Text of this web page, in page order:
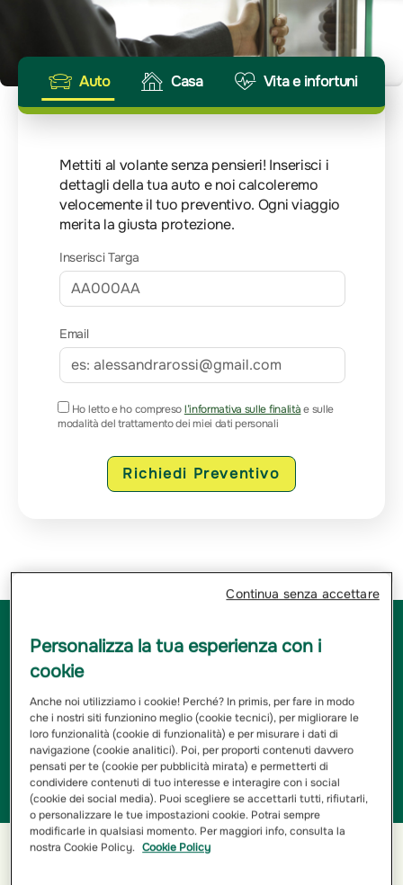
Auto Casa Vita e infortuni
Mettiti al volante senza pensieri! Inserisci i
dettagli della tua auto e noi calcoleremo
velocemente il tuo preventivo. Ogni viaggio
merita la giusta protezione.
Inserisci Targa
Email
Ho letto e ho compresol’informativa sulle finalitàe sulle
modalità del trattamento dei miei dati personali
Richiedi Preventivo
Damiani ha fondato questa agenzia. Successivamente
ha passato la sua passione per le assicurazioni ai suoi
sono un po' cresciuti) hanno ereditato la sua
straordinaria dedizione, professionalità e l'abilità di
rendere il mondo delle assicurazioni un po' meno
misterioso, operando con onestà e trasparenza in ogni
aspetto del lavoro.
Personalizza la tua esperienza con i
cookie
Anche noi utilizziamo i cookie! Perché? In primis, per fare in modo
che i nostri siti funzionino meglio (cookie tecnici), per migliorare le
loro funzionalità (cookie di funzionalità) e per misurare i dati di
navigazione (cookie analitici). Poi, per proporti contenuti davvero
pensati per te (cookie per pubblicità mirata) e permetterti di
condividere contenuti di tuo interesse e interagire con i social
(cookie dei social media). Puoi scegliere se accettarli tutti, rifiutarli,
o personalizzare le tue impostazioni cookie. Potrai sempre
modificarle in qualsiasi momento. Per maggiori info, consulta la
nostra Cookie Policy. Cookie Policy
Continua senza accettare